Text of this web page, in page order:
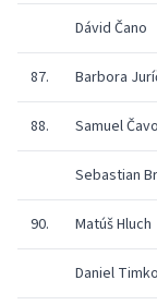
Dávid Čano
87. Barbora
88. Samuel
Sebastian
90. Matúš Hluch
Daniel Timko